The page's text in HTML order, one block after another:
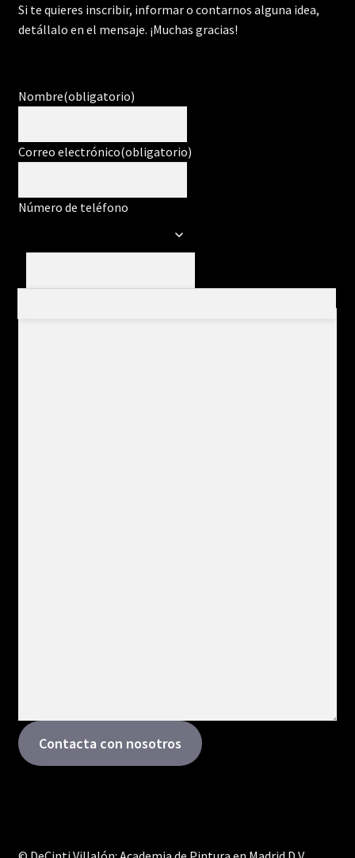
Si te quieres inscribir, informar o contarnos alguna idea,
detállalo en el mensaje. ¡Muchas gracias!
Nombre(obligatorio)
Correo electrónico(obligatorio)
Número de teléfono
Contacta con nosotros